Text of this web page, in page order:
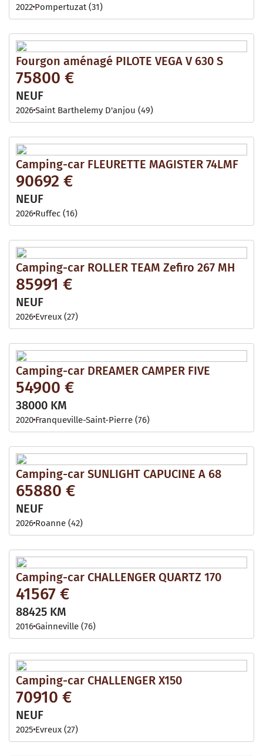
2022 Pompertuzat (31)
Fourgon aménagé PILOTE VEGA V 630 S
75800 €
NEUF
2026Saint Barthelemy D'anjou (49)
Camping-car FLEURETTE MAGISTER 74LMF
90692 €
NEUF
2026 Ruffec (16)
Camping-car ROLLER TEAM Zefiro 267 MH
85991 €
NEUF
2026 Evreux (27)
Camping-car DREAMER CAMPER FIVE
54900 €
38000 KM
2020 Franqueville-Saint-Pierre (76)
Camping-car SUNLIGHT CAPUCINE A 68
65880 €
NEUF
2026 Roanne (42)
Camping-car CHALLENGER QUARTZ 170
41567 €
88425 KM
2016Gainneville (76)
Camping-car CHALLENGER X150
70910 €
NEUF
2025 Evreux (27)